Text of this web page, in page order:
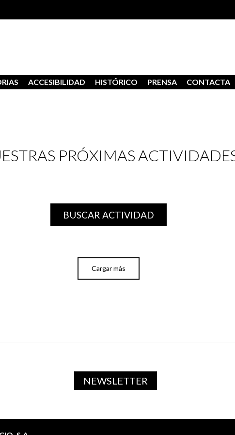
ACCESIBILIDAD HISTÓRICO PRENSA CONTACTA
PRÓXIMAS
BUSCAR ACTIVIDAD
Cargar más
NEWSLETTER